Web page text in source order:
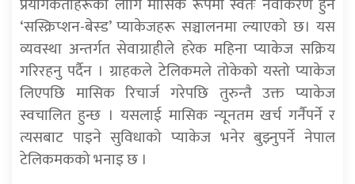
‘सस्क्रिप्शन-बेस्ड’ प्याकेजहरू सञ्चालनमा ल्याएको छ। यस
व्यवस्था अन्तर्गत सेवाग्राहीले हरेक महिना प्याकेज सक्रिय
गरिरहनु पर्दैन । ग्राहकले टेलिकमले तोकेको यस्तो प्याकेज
लिएपछि मासिक रिचार्ज गरेपछि तुरुन्तै उक्त प्याकेज
स्वचालित हुन्छ । यसलाई मासिक न्यूनतम खर्च गर्नैपर्ने र
त्यसबाट पाइने सुविधाको प्याकेज भनेर बुझ्नुपर्ने नेपाल
टेलिकमकको भनाइ छ ।